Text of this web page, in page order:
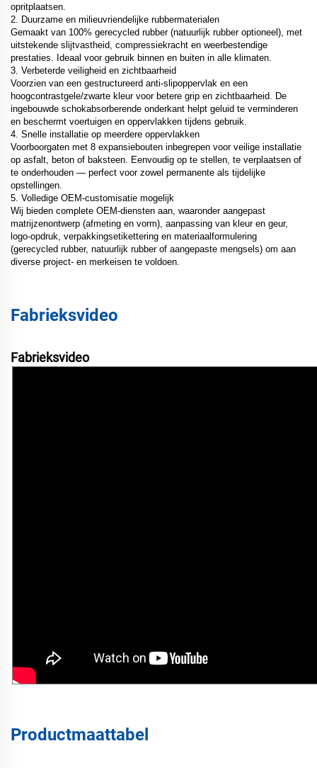
opritplaatsen.
2. Duurzame en milieuvriendelijke rubbermaterialen
Gemaakt van 100% gerecycled rubber (natuurlijk rubber optioneel), met
uitstekende slijtvastheid, compressiekracht en weerbestendige
prestaties. Ideaal voor gebruik binnen en buiten in alle klimaten.
3. Verbeterde veiligheid en zichtbaarheid
Voorzien van een gestructureerd anti-slipoppervlak en een
hoogcontrastgele/zwarte kleur voor betere grip en zichtbaarheid. De
ingebouwde schokabsorberende onderkant helpt geluid te verminderen
en beschermt voertuigen en oppervlakken tijdens gebruik.
4. Snelle installatie op meerdere oppervlakken
Voorboorgaten met 8 expansiebouten inbegrepen voor veilige installatie
op asfalt, beton of baksteen. Eenvoudig op te stellen, te verplaatsen of
te onderhouden — perfect voor zowel permanente als tijdelijke
opstellingen.
5. Volledige OEM-customisatie mogelijk
Wij bieden complete OEM-diensten aan, waaronder aangepast
matrijzenontwerp (afmeting en vorm), aanpassing van kleur en geur,
logo-opdruk, verpakkingsetikettering en materiaalformulering
(gerecycled rubber, natuurlijk rubber of aangepaste mengsels) om aan
diverse project- en merkeisen te voldoen.
Fabrieksvideo
Fabrieksvideo
Productmaattabel